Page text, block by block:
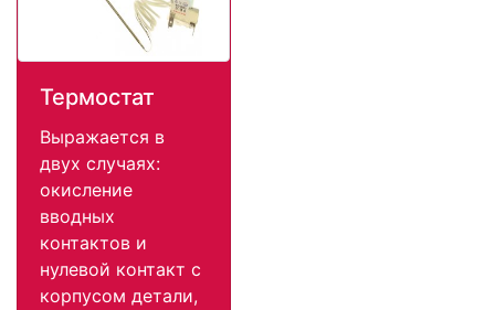
Термостат
Выражается в
двух случаях:
окисление
вводных
контактов и
нулевой контакт с
корпусом детали,